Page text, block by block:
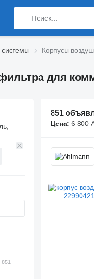
Корпусы
для
851
Цена: 6 800